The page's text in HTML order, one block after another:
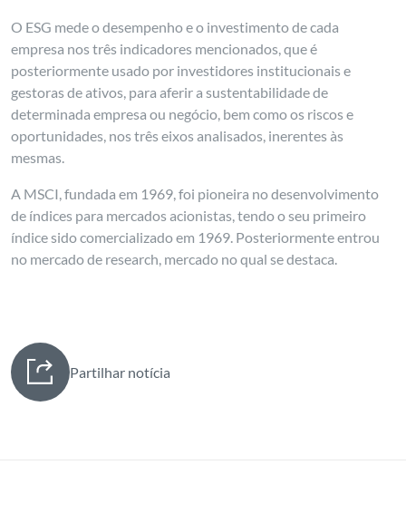
O ESG mede o desempenho e o investimento de cada
empresa nos três indicadores mencionados, que é
posteriormente usado por investidores institucionais e
gestoras de ativos, para aferir a sustentabilidade de
determinada empresa ou negócio, bem como os riscos e
oportunidades, nos três eixos analisados, inerentes às
mesmas.
A MSCI, fundada em 1969, foi pioneira no desenvolvimento
de índices para mercados acionistas, tendo o seu primeiro
índice sido comercializado em 1969. Posteriormente entrou
no mercado de research, mercado no qual se destaca.
Partilhar notícia